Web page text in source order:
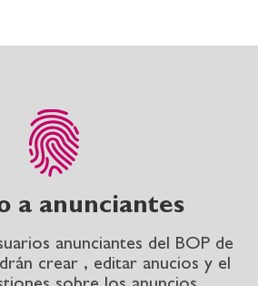
a anunciantes
anunciantes del BOP de
crear , editar anucios y el